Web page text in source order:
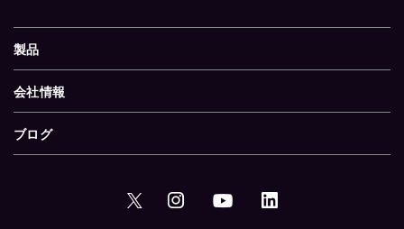
製品
会社情報
ブログ